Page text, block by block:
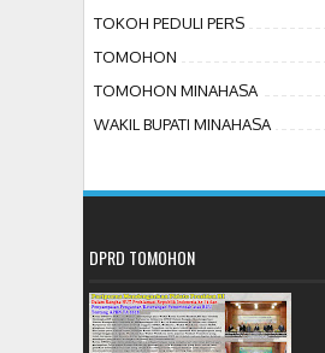
TOKOH PEDULI PERS
TOMOHON
TOMOHON MINAHASA
WAKIL BUPATI MINAHASA
DPRD TOMOHON